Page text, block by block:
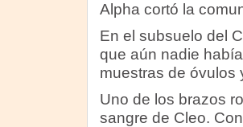
Alpha cortó la
En el subsuelo del
que aún nadie
muestras de óvulos
Uno de los brazos
sangre de Cleo.